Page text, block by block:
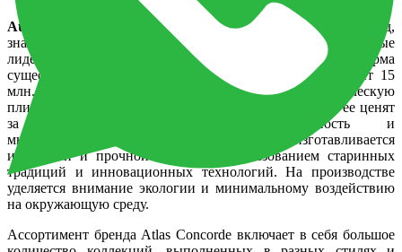
Atlas Concorde
– итальянский керамический бренд,
знаменитый во всем мире и занимающий устойчивые
лидерские позиции на керамическом рынке. Фирма
существует с 1969 года и в настоящее время выпускает 15
млн. кв. метров плитки ежегодно. Купить керамическую
плитку Atlas Concorde можно в 110 странах мира, где ее ценят
за качество, надежность, долговечность и
многофункциональность. Продукция бренда изготавливается
из чистой и прочной глины с использованием старинных
традиций и инновационных технологий. На производстве
уделяется внимание экологии и минимальному воздействию
на окружающую среду.
Ассортимент бренда Atlas Concorde включает в себя большое